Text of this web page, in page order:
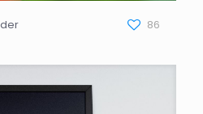
86